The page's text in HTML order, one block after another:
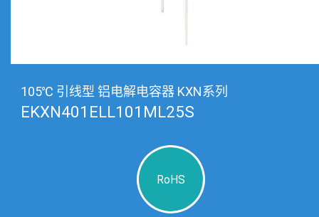
105℃ 引线型 铝电解电容器 KXN系列
EKXN401ELL101ML25S
RoHS